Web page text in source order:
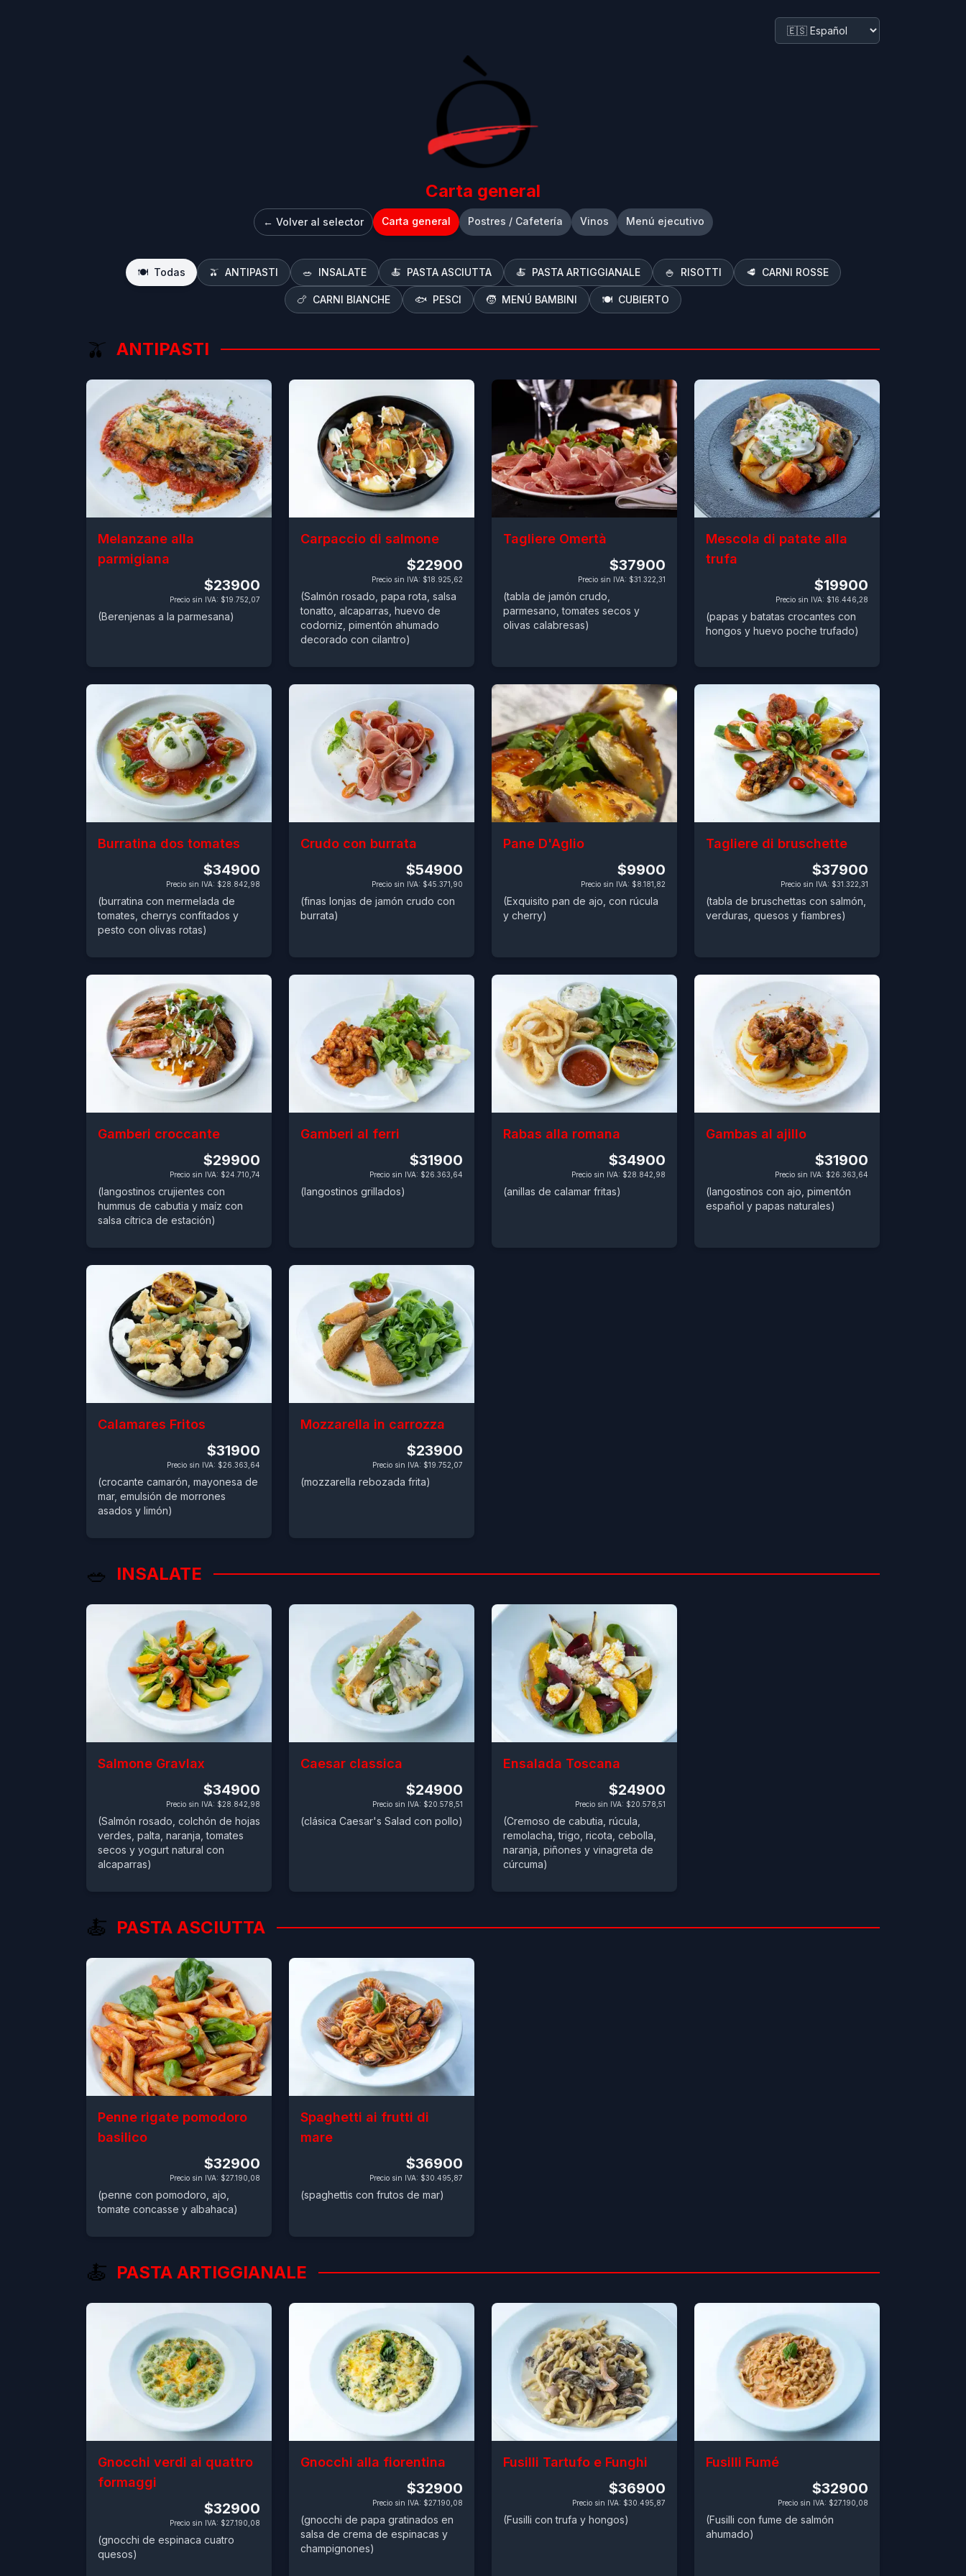
Carta general
← Volver al selector Carta general Postres / Cafetería Vinos Menú ejecutivo
🍽️ Todas 🫒 ANTIPASTI 🥗 INSALATE 🍝 PASTA ASCIUTTA 🍝 PASTA ARTIGGIANALE 🍚 RISOTTI 🥩 CARNI ROSSE
🍗 CARNI BIANCHE 🐟 PESCI 🧒 MENÚ BAMBINI 🍽️ CUBIERTO
🫒 ANTIPASTI
Melanzane alla
parmigiana
$23900
Precio sin IVA: $19.752,07
(Berenjenas a la parmesana)
Carpaccio di salmone
$22900
Precio sin IVA: $18.925,62
(Salmón rosado, papa rota, salsa
tonatto, alcaparras, huevo de
codorniz, pimentón ahumado
decorado con cilantro)
Tagliere Omertà
$37900
Precio sin IVA: $31.322,31
(tabla de jamón crudo,
parmesano, tomates secos y
olivas calabresas)
Mescola di patate alla
trufa
$19900
Precio sin IVA: $16.446,28
(papas y batatas crocantes con
hongos y huevo poche trufado)
Burratina dos tomates
$34900
Precio sin IVA: $28.842,98
(burratina con mermelada de
tomates, cherrys confitados y
pesto con olivas rotas)
Crudo con burrata
$54900
Precio sin IVA: $45.371,90
(finas lonjas de jamón crudo con
burrata)
Pane D'Aglio
$9900
Precio sin IVA: $8.181,82
(Exquisito pan de ajo, con rúcula
y cherry)
Tagliere di bruschette
$37900
Precio sin IVA: $31.322,31
(tabla de bruschettas con salmón,
verduras, quesos y fiambres)
Gamberi croccante
$29900
Precio sin IVA: $24.710,74
(langostinos crujientes con
hummus de cabutia y maíz con
salsa cítrica de estación)
Gamberi al ferri
$31900
Precio sin IVA: $26.363,64
(langostinos grillados)
Rabas alla romana
$34900
Precio sin IVA: $28.842,98
(anillas de calamar fritas)
Gambas al ajillo
$31900
Precio sin IVA: $26.363,64
(langostinos con ajo, pimentón
español y papas naturales)
Calamares Fritos
$31900
Precio sin IVA: $26.363,64
(crocante camarón, mayonesa de
mar, emulsión de morrones
asados y limón)
Mozzarella in carrozza
$23900
Precio sin IVA: $19.752,07
(mozzarella rebozada frita)
🥗 INSALATE
Salmone Gravlax
$34900
Precio sin IVA: $28.842,98
(Salmón rosado, colchón de hojas
verdes, palta, naranja, tomates
secos y yogurt natural con
alcaparras)
Caesar classica
$24900
Precio sin IVA: $20.578,51
(clásica Caesar's Salad con pollo)
Ensalada Toscana
$24900
Precio sin IVA: $20.578,51
(Cremoso de cabutia, rúcula,
remolacha, trigo, ricota, cebolla,
naranja, piñones y vinagreta de
cúrcuma)
🍝 PASTA ASCIUTTA
Penne rigate pomodoro
basilico
$32900
Precio sin IVA: $27.190,08
(penne con pomodoro, ajo,
tomate concasse y albahaca)
Spaghetti ai frutti di
mare
$36900
Precio sin IVA: $30.495,87
(spaghettis con frutos de mar)
🍝 PASTA ARTIGGIANALE
Gnocchi verdi ai quattro
formaggi
$32900
Precio sin IVA: $27.190,08
(gnocchi de espinaca cuatro
quesos)
Gnocchi alla fiorentina
$32900
Precio sin IVA: $27.190,08
(gnocchi de papa gratinados en
salsa de crema de espinacas y
champignones)
Fusilli Tartufo e Funghi
$36900
Precio sin IVA: $30.495,87
(Fusilli con trufa y hongos)
Fusilli Fumé
$32900
Precio sin IVA: $27.190,08
(Fusilli con fume de salmón
ahumado)